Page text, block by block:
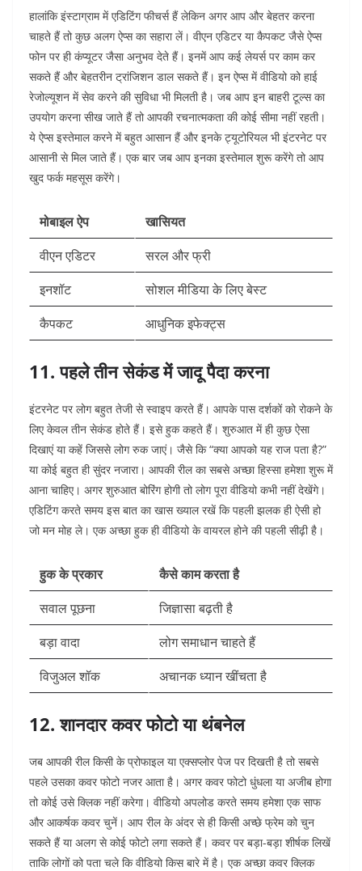
हालांकि इंस्टाग्राम में एडिटिंग फीचर्स हैं लेकिन अगर आप और बेहतर करना
चाहते हैं तो कुछ अलग ऐप्स का सहारा लें। वीएन एडिटर या कैपकट जैसे ऐप्स
फोन पर ही कंप्यूटर जैसा अनुभव देते हैं। इनमें आप कई लेयर्स पर काम कर
सकते हैं और बेहतरीन ट्रांजिशन डाल सकते हैं। इन ऐप्स में वीडियो को हाई
रेजोल्यूशन में सेव करने की सुविधा भी मिलती है। जब आप इन बाहरी टूल्स का
उपयोग करना सीख जाते हैं तो आपकी रचनात्मकता की कोई सीमा नहीं रहती।
ये ऐप्स इस्तेमाल करने में बहुत आसान हैं और इनके ट्यूटोरियल भी इंटरनेट पर
आसानी से मिल जाते हैं। एक बार जब आप इनका इस्तेमाल शुरू करेंगे तो आप
खुद फर्क महसूस करेंगे।
मोबाइल ऐप
खासियत
वीएन एडिटर
सरल और फ्री
इनशॉट
सोशल मीडिया के लिए बेस्ट
कैपकट
आधुनिक इफेक्ट्स
11. पहले तीन सेकंड में जादू पैदा करना
इंटरनेट पर लोग बहुत तेजी से स्वाइप करते हैं। आपके पास दर्शकों को रोकने के
लिए केवल तीन सेकंड होते हैं। इसे हुक कहते हैं। शुरुआत में ही कुछ ऐसा
दिखाएं या कहें जिससे लोग रुक जाएं। जैसे कि “क्या आपको यह राज पता है?”
या कोई बहुत ही सुंदर नजारा। आपकी रील का सबसे अच्छा हिस्सा हमेशा शुरू में
आना चाहिए। अगर शुरुआत बोरिंग होगी तो लोग पूरा वीडियो कभी नहीं देखेंगे।
एडिटिंग करते समय इस बात का खास ख्याल रखें कि पहली झलक ही ऐसी हो
जो मन मोह ले। एक अच्छा हुक ही वीडियो के वायरल होने की पहली सीढ़ी है।
हुक के प्रकार
कैसे काम करता है
सवाल पूछना
जिज्ञासा बढ़ती है
बड़ा वादा
लोग समाधान चाहते हैं
विजुअल शॉक
अचानक ध्यान खींचता है
12. शानदार कवर फोटो या थंबनेल
जब आपकी रील किसी के प्रोफाइल या एक्सप्लोर पेज पर दिखती है तो सबसे
पहले उसका कवर फोटो नजर आता है। अगर कवर फोटो धुंधला या अजीब होगा
तो कोई उसे क्लिक नहीं करेगा। वीडियो अपलोड करते समय हमेशा एक साफ
और आकर्षक कवर चुनें। आप रील के अंदर से ही किसी अच्छे फ्रेम को चुन
सकते हैं या अलग से कोई फोटो लगा सकते हैं। कवर पर बड़ा-बड़ा शीर्षक लिखें
ताकि लोगों को पता चले कि वीडियो किस बारे में है। एक अच्छा कवर क्लिक